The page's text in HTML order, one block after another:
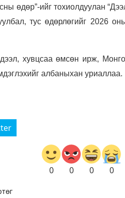
өдөр”-ийг тохиолдуулан
тус өдөрлөгийг 2026
хувцсаа өмсөн ирж,
албаныхан уриаллаа.
0 0 0 0